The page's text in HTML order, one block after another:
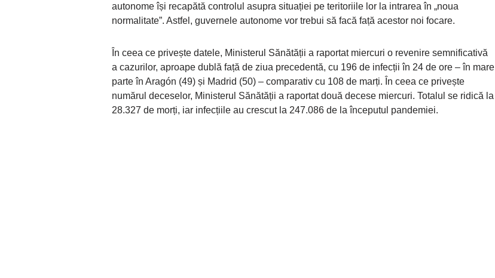
autonome își recapătă controlul asupra situației pe teritoriile lor la intrarea în „noua
normalitate”. Astfel, guvernele autonome vor trebui să facă față acestor noi focare.
În ceea ce privește datele, Ministerul Sănătății a raportat miercuri o revenire semnificativă
a cazurilor, aproape dublă față de ziua precedentă, cu 196 de infecții în 24 de ore – în mare
parte în Aragón (49) și Madrid (50) – comparativ cu 108 de marți. În ceea ce privește
numărul deceselor, Ministerul Sănătății a raportat două decese miercuri. Totalul se ridică la
28.327 de morți, iar infecțiile au crescut la 247.086 de la începutul pandemiei.